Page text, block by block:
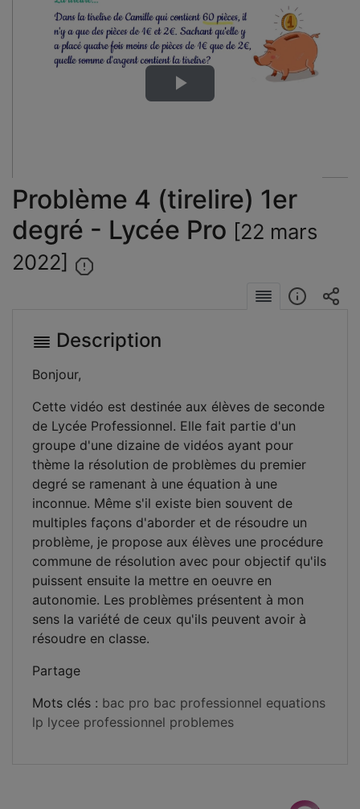
Lire
Problème 4 (tirelire) 1er
degré - Lycée Pro [22 mars
2022]
Description
Bonjour,
Cette vidéo est destinée aux élèves de seconde
de Lycée Professionnel. Elle fait partie d'un
groupe d'une dizaine de vidéos ayant pour
thème la résolution de problèmes du premier
degré se ramenant à une équation à une
inconnue. Même s'il existe bien souvent de
multiples façons d'aborder et de résoudre un
problème, je propose aux élèves une procédure
commune de résolution avec pour objectif qu'ils
puissent ensuite la mettre en oeuvre en
autonomie. Les problèmes présentent à mon
sens la variété de ceux qu'ils peuvent avoir à
résoudre en classe.
Partage
Mots clés : bac pro bac professionnel equations
lp lycee professionnel problemes